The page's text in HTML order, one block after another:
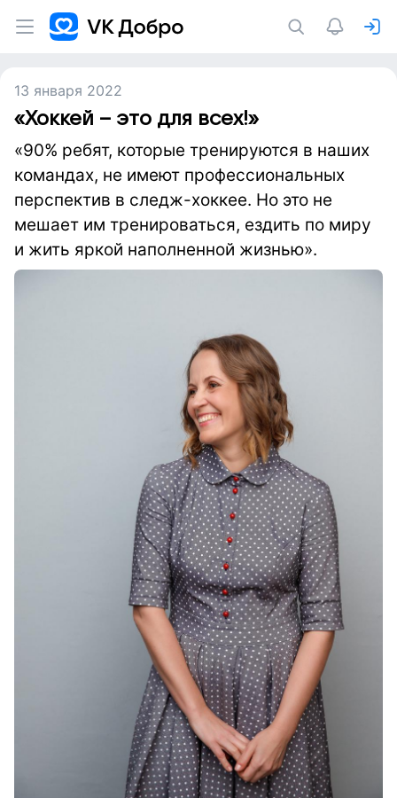
13 января 2022
«Хоккей – это для всех!»
«90% ребят, которые тренируются в наших
командах, не имеют профессиональных
перспектив в следж-хоккее. Но это не
мешает им тренироваться, ездить по миру
и жить яркой наполненной жизнью».